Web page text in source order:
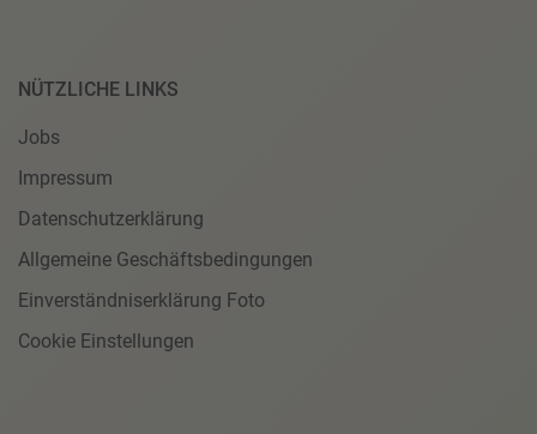
NÜTZLICHE LINKS
Jobs
Impressum
Datenschutzerklärung
Allgemeine Geschäftsbedingungen
Einverständniserklärung Foto
Cookie Einstellungen